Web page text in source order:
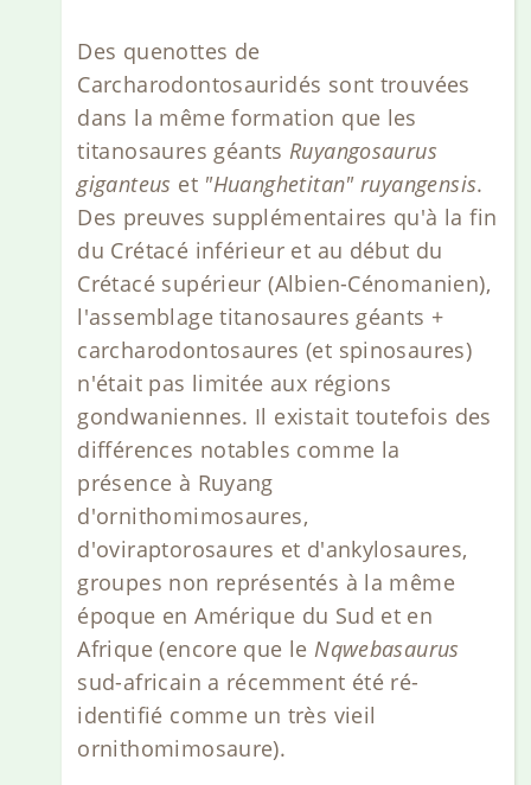
Des quenottes de
Carcharodontosauridés sont trouvées
dans la même formation que les
titanosaures géants Ruyangosaurus
giganteus et "Huanghetitan" ruyangensis.
Des preuves supplémentaires qu'à la fin
du Crétacé inférieur et au début du
Crétacé supérieur (Albien-Cénomanien),
l'assemblage titanosaures géants +
carcharodontosaures (et spinosaures)
n'était pas limitée aux régions
gondwaniennes. Il existait toutefois des
différences notables comme la
présence à Ruyang
d'ornithomimosaures,
d'oviraptorosaures et d'ankylosaures,
groupes non représentés à la même
époque en Amérique du Sud et en
Afrique (encore que leNqwebasaurus
sud-africain a récemment été ré-
identifié comme un très vieil
ornithomimosaure).